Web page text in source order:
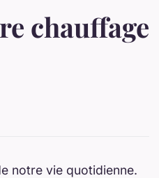
chauffage
notre vie quotidienne.